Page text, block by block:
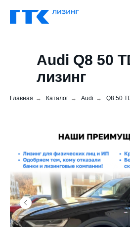
Audi Q8 50
лизинг
Главная → Каталог → Audi → Q8 50